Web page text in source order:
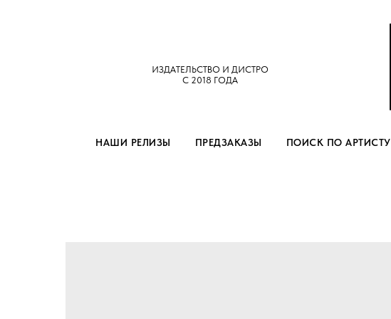
ИЗДАТЕЛЬСТВО И ДИСТРО
С 2018 ГОДА
НАШИ РЕЛИЗЫ ПРЕДЗАКАЗЫ ПОИСК ПО АРТИСТУ